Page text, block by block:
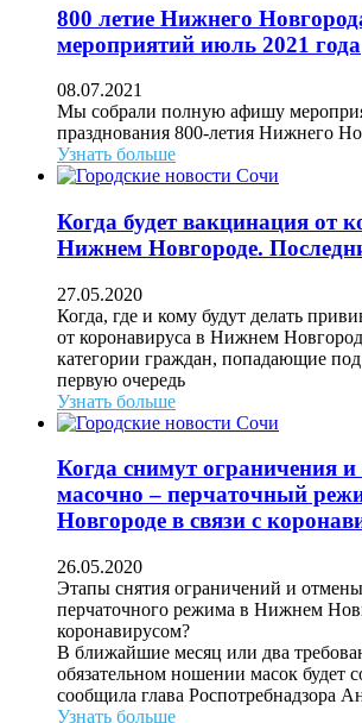
800 летие Нижнего
мероприятий июль 2021 года
08.07.2021
Мы собрали полную афишу
празднования 800-летия Нижнего
Узнать больше
Когда будет вакцинация от
Нижнем Новгороде.
27.05.2020
Когда, где и кому будут делать
от коронавируса в Нижнем
категории граждан, попадающие
первую очередь
Узнать больше
Когда снимут ограничения и
масочно – перчаточный
Новгороде в связи с
26.05.2020
Этапы снятия ограничений и
перчаточного режима в Нижнем
коронавирусом?
В ближайшие месяц или два
обязательном ношении масок будет
сообщила глава Роспотребнадзора
Узнать больше